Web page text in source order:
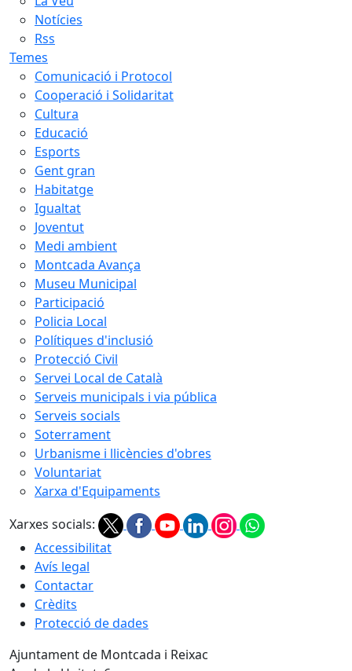
Notícies
Rss
Temes
Comunicació i Protocol
Cooperació i Solidaritat
Cultura
Educació
Esports
Gent gran
Habitatge
Igualtat
Joventut
Medi ambient
Montcada Avança
Museu Municipal
Participació
Policia Local
Polítiques d'inclusió
Protecció Civil
Servei Local de Català
Serveis municipals i via pública
Serveis socials
Soterrament
Urbanisme i llicències d'obres
Voluntariat
Xarxa d'Equipaments
Xarxes socials:
Accessibilitat
Avís legal
Contactar
Crèdits
Protecció de dades
Ajuntament de Montcada i Reixac